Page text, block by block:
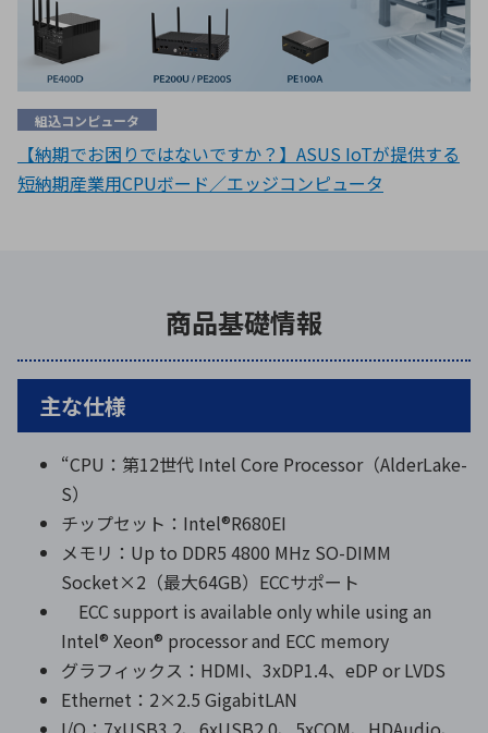
組込コンピュータ
【納期でお困りではないですか？】ASUS IoTが提供する
短納期産業用CPUボード／エッジコンピュータ
商品基礎情報
主な仕様
“CPU：第12世代 Intel Core Processor（AlderLake-
S）
チップセット：Intel®R680EI
メモリ：Up to DDR5 4800 MHz SO-DIMM
Socket×2（最大64GB）ECCサポート
ECC support is available only while using an
Intel® Xeon® processor and ECC memory
グラフィックス：HDMI、3xDP1.4、eDP or LVDS
Ethernet：2×2.5 GigabitLAN